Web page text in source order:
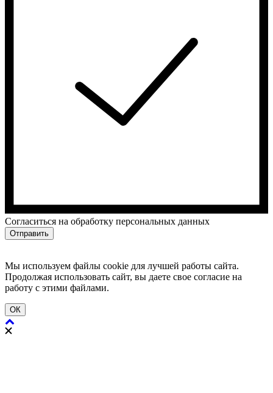
Cогласиться на обработку персональных данных
Отправить
Мы используем файлы cookie для лучшей работы сайта.
Продолжая использовать сайт, вы даете свое согласие на
работу с этими файлами.
ОК